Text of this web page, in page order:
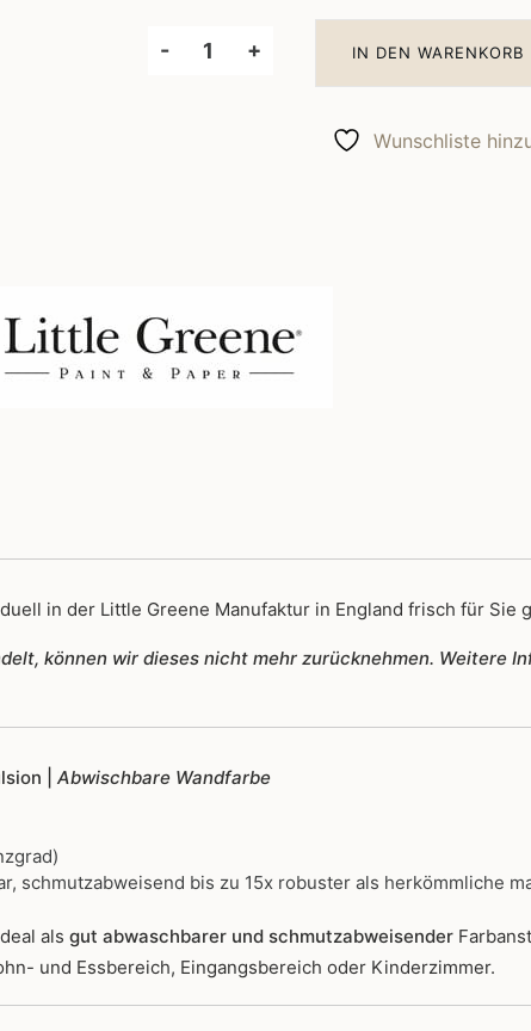
-
Little
+ IN DEN WARENKORB
Wunschliste
in der Little Greene Manufaktur in England frisch für Sie
können wir dieses nicht mehr zurücknehmen. Weitere
| Abwischbare Wandfarbe
schmutzabweisend bis zu 15x robuster als herkömmliche
als gut abwaschbarer und schmutzabweisender
und Essbereich, Eingangsbereich oder Kinderzimmer.